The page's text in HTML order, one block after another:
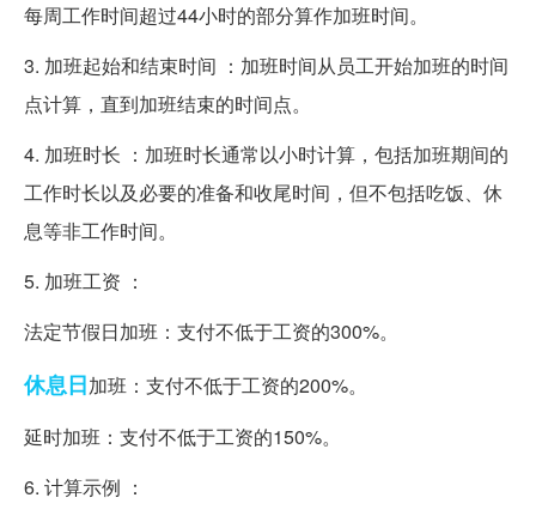
每周工作时间超过44小时的部分算作加班时间。
3. 加班起始和结束时间 ：加班时间从员工开始加班的时间
点计算，直到加班结束的时间点。
4. 加班时长 ：加班时长通常以小时计算，包括加班期间的
工作时长以及必要的准备和收尾时间，但不包括吃饭、休
息等非工作时间。
5. 加班工资 ：
法定节假日加班：支付不低于工资的300%。
休息日加班：支付不低于工资的200%。
延时加班：支付不低于工资的150%。
6. 计算示例 ：